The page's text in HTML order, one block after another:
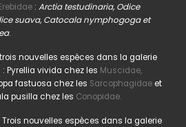
: Arctia testudinaria, Odice
suava, Catocala nymphogoga et
.
nouvelles espèces dans la galerie
: Pyrellia vivida chez les Muscidae,
fastuosa chez les Sarcophagidaeet
pusilla chez les Conopidae.
nouvelles espèces dans la galerie